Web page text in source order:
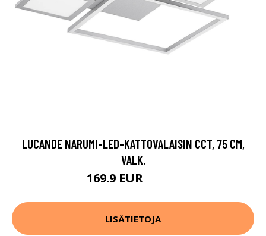
LUCANDE NARUMI-LED-KATTOVALAISIN CCT, 75 CM,
VALK.
169.9 EUR
LISÄTIETOJA